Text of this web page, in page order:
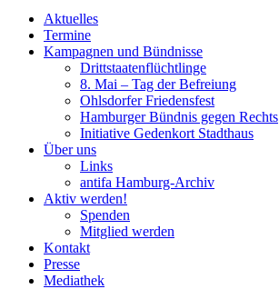
Aktuelles
Termine
Kampagnen und Bündnisse
Drittstaatenflüchtlinge
8. Mai – Tag der Befreiung
Ohlsdorfer Friedensfest
Hamburger Bündnis gegen Rechts
Initiative Gedenkort Stadthaus
Über uns
Links
antifa Hamburg-Archiv
Aktiv werden!
Spenden
Mitglied werden
Kontakt
Presse
Mediathek